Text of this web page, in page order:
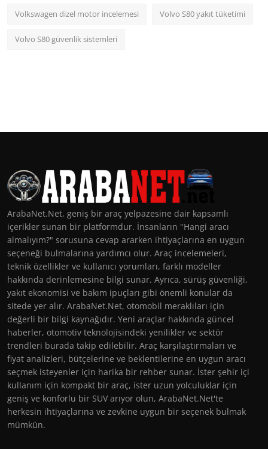
Volkswagen dizel motor incelemesi Volvo S80 yakıt tüketimi
Volvo S80 güvenlik sistemleri
ArabaNet.Net, geniş bir araç yelpazesine dair kapsamlı
içerikler sunan bir platformdur. İnsanların "Hangi aracı
almalıyım?" sorusuna cevap ararken ihtiyaçlarına en uygun
seçeneği bulmalarına yardımcı olur. Araç incelemeleri,
teknik özellikler ve kullanıcı yorumları, farklı modeller
hakkında derinlemesine bilgi sunar. Ayrıca, sürüş güvenliği,
yakıt ekonomisi ve bakım ipuçları gibi önemli konular da
sitede yer alır. ArabaNet.Net, otomobil meraklıları için
değerli bir bilgi kaynağıdır. Yeni araçlar hakkında güncel
haberler, otomotiv teknolojisindeki yenilikler ve sektör
trendleri burada takip edilebilir. Araç karşılaştırmaları ve
fiyat analizleri, bütçelerine ve beklentilerine en uygun aracı
seçmek isteyenler için harika bir rehber sunar. İster şehir içi
kullanım için kompakt bir araç, ister uzun yolculuklar için
geniş ve konforlu bir SUV arıyor olun, ArabaNet.Net'te
herkesin ihtiyaçlarına ve zevkine uygun bir seçenek bulmak
mümkün.